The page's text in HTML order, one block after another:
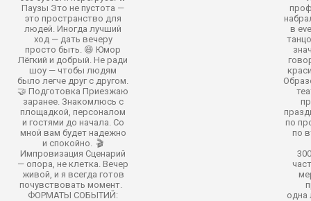
Паузы Это не пустота —
это пространство для
людей. Иногда лучший
ход — дать вечеру
просто быть. 😄 Юмор
Лёгкий и добрый. Не ради
шоу — чтобы людям
было легче друг с другом.
🤝 Подготовка Приезжаю
заранее. Знакомлюсь с
площадкой, персоналом
и гостями до начала. Со
мной вам будет надежно
и спокойно. 🎬
Импровизация Сценарий
— опора, не клетка. Вечер
живой, и я всегда готов
почувствовать момент.
ФОРМАТЫ СОБЫТИЙ:
в
по
по
одна